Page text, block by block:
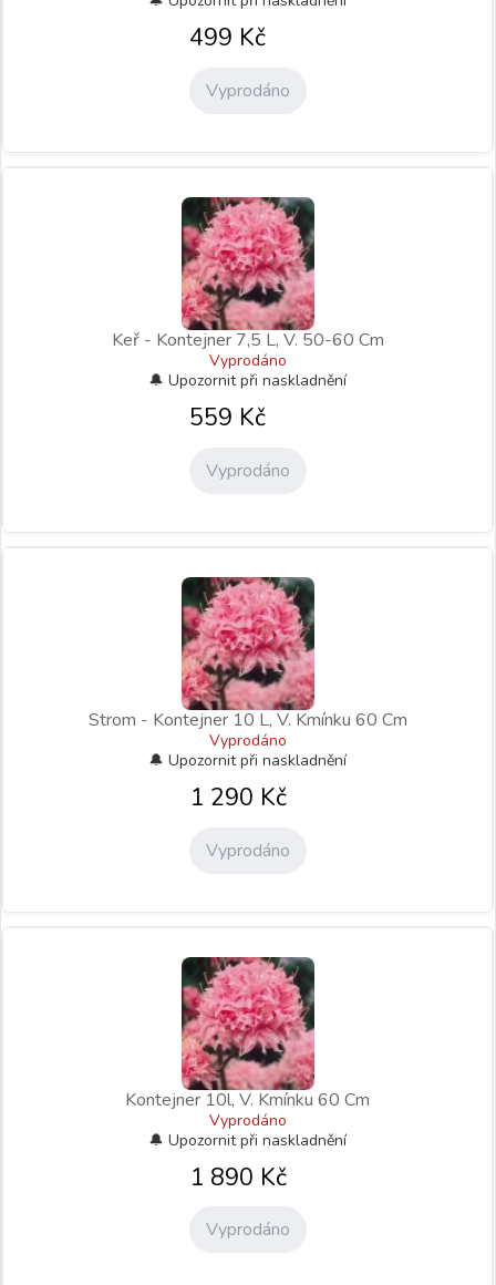
499 Kč
Vyprodáno
Keř - Kontejner 7,5 L, V. 50-60 Cm
Vyprodáno
559 Kč
Vyprodáno
Strom - Kontejner 10 L, V. Kmínku 60 Cm
Vyprodáno
1 290 Kč
Vyprodáno
Kontejner 10l, V. Kmínku 60 Cm
Vyprodáno
1 890 Kč
Vyprodáno